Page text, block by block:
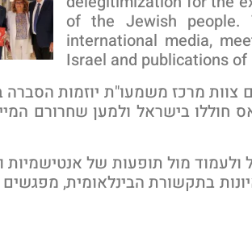
of the Jewish people.
international media,
Israel and publications
צוות מרכז משמעו"ת יוזמות
בישראל ולמען שחרורם
מול תופעות של אנטישמיות
בתקשורת הבינלאומית, מפגשים